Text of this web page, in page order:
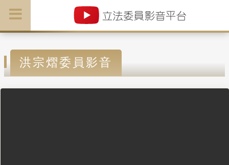
洪宗熠委員影音